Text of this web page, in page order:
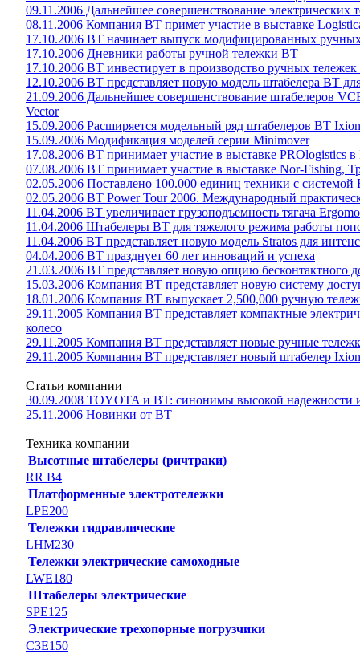
09.11.2006 Дальнейшее совершенствование электрических
08.11.2006 Компания BT примет участие в выставке
17.10.2006 ВТ начинает выпуск модифицированных
17.10.2006 Дневники работы ручной тележки ВТ
17.10.2006 ВТ инвестирует в производство ручных
12.10.2006 BT представляет новую модель штабелера ВТ
21.09.2006 Дальнейшее совершенствование штабелеров
Vector
15.09.2006 Расширяется модельный ряд штабелеров ВТ Ixion
15.09.2006 Модификация моделей серии Minimover
17.08.2006 ВТ принимает участие в выставке PROlogistics в
07.08.2006 BT принимает участие в выставке Nor-Fishing,
02.05.2006 Поставлено 100.000 единиц техники с системой
02.05.2006 BT Power Tour 2006. Международный
11.04.2006 BT увеличивает грузоподъемность тягача
11.04.2006 Штабелеры ВТ для тяжелого режима работы
11.04.2006 BT представляет новую модель Stratos для
04.04.2006 BT празднует 60 лет инноваций и успеха
21.03.2006 BT представляет новую опцию бесконтактного
15.03.2006 Компания BT представляет новую систему
18.01.2006 Компания BT выпускает 2,500,000 ручную
29.11.2005 Компания ВТ представляет компактные
колесо
29.11.2005 Компания BT представляет новые ручные
29.11.2005 Компания ВT представляет новый штабелер
Статьи компании
30.09.2008 TOYOTA и BT: синонимы высокой надежности и
25.11.2006 Новинки от ВТ
Техника компании
Высотные штабелеры (ричтраки)
RR B4
Платформенные электротележки
LPE200
Тележки гидравлические
LHM230
Тележки электрические самоходные
LWE180
Штабелеры электрические
SPE125
Электрические трехопорные погрузчики
C3E150